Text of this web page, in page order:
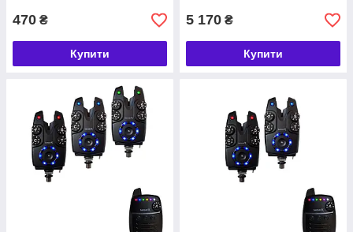
470 ₴
Купити
5 170 ₴
Купити